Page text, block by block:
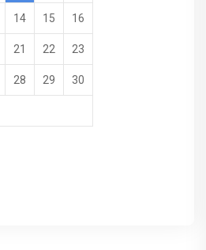
14 15 16
21 22 23
28 29 30